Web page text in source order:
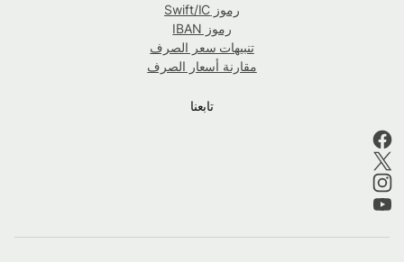
رموز Swift/IC
رموز IBAN
تنبيهات سعر الصرف
مقارنة أسعار الصرف
تابعنا